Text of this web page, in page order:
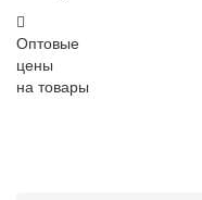
Оптовые
цены
на товары